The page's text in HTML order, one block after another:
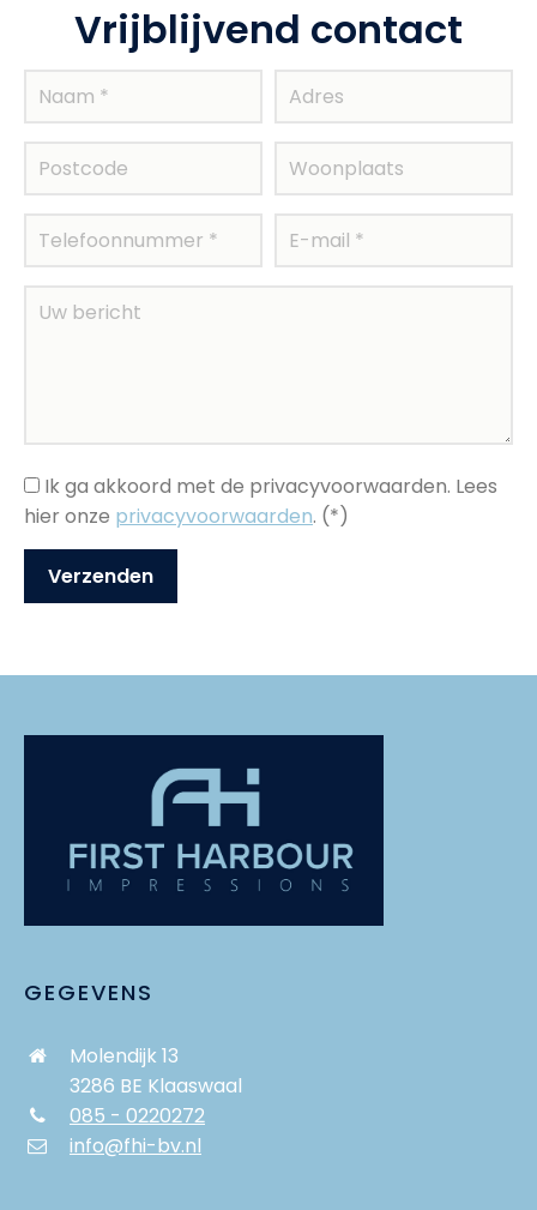
Vrijblijvend contact
Ik ga akkoord met de privacyvoorwaarden. Lees
hier onze privacyvoorwaarden. (*)
GEGEVENS
Molendijk 13
3286 BE Klaaswaal
085 - 0220272
info@fhi-bv.nl